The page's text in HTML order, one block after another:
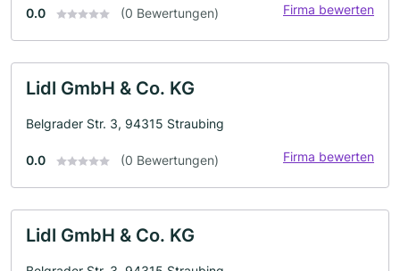
0.0 (0 Bewertungen) Firma bewerten
Lidl GmbH & Co. KG
Belgrader Str. 3, 94315 Straubing
0.0 (0 Bewertungen) Firma bewerten
Lidl GmbH & Co. KG